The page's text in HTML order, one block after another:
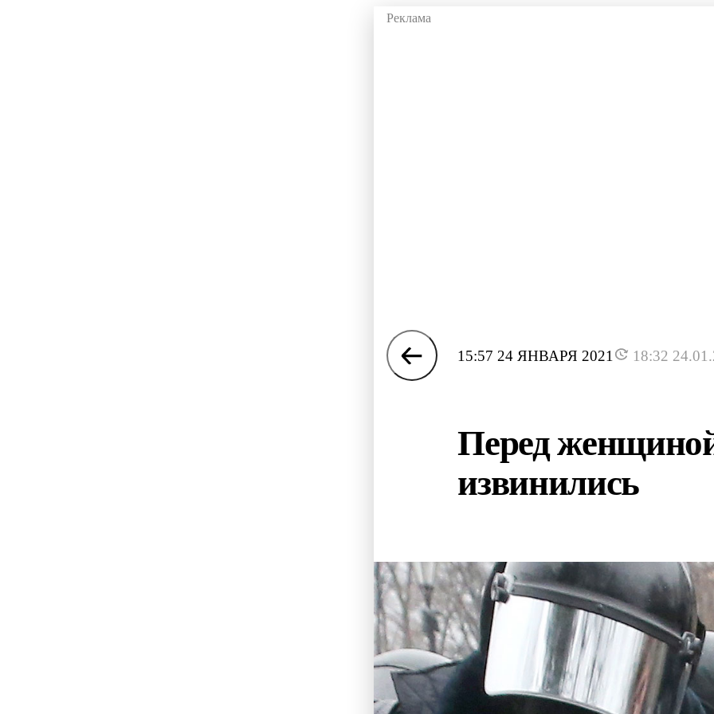
15:57 24 ЯНВАРЯ 2021 18:32
Перед
извинились